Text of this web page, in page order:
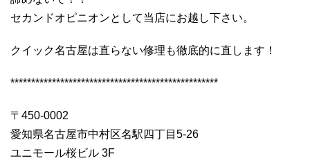
セカンドオピニオンとして当店にお越し下さい。
クイック名古屋は直らない修理も徹底的に直します！
**************************************************
〒450-0002
愛知県名古屋市中村区名駅四丁目5-26
ユニモール桜ビル 3F